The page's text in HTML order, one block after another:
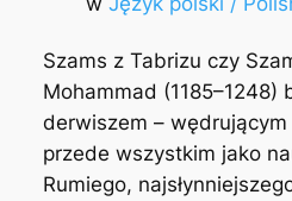
Szams z Tabrizu czy
Mohammad (1185–1248)
derwiszem –
przede wszystkim jako
Rumiego,